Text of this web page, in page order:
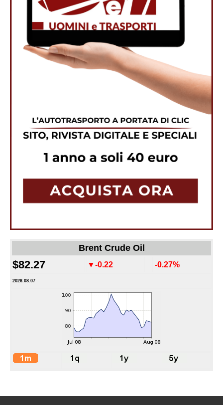
Brent Crude Oil
$82.27 ▼-0.22 -0.27%
2026.08.07